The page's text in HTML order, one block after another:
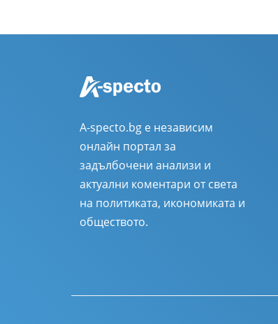
A-specto.bg е независим
онлайн портал за
задълбочени анализи и
актуални коментари от света
на политиката, икономиката и
обществото.